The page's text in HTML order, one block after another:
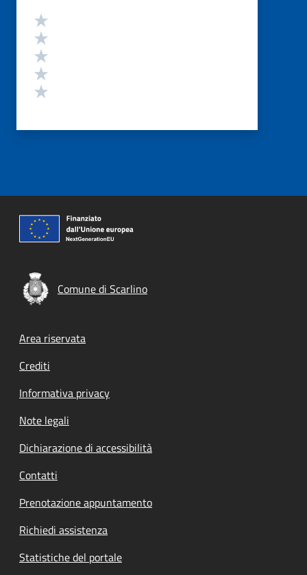
Valutazione
Comune di Scarlino
Footer menu
Area riservata
Crediti
Informativa privacy
Note legali
Dichiarazione di accessibilità
Contatti
Prenotazione appuntamento
Richiedi assistenza
Statistiche del portale